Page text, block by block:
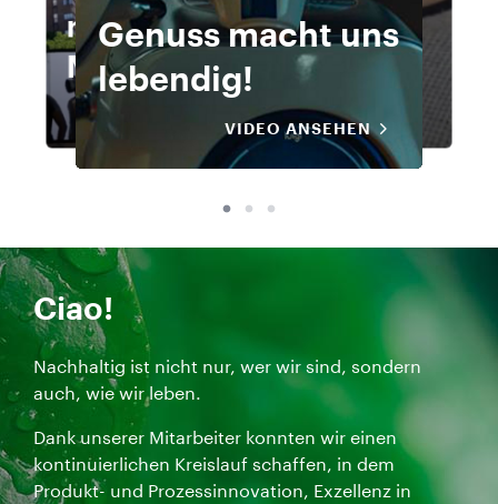
Der Frühstücks-
Check 2 mit Rod
VIDEO ANSEHEN Der
neue
Menschlichkeit
VIDEO ANSEHEN
Genuss macht uns
lebendig!
VIDEO ANSEHEN Die
Der Frühstücks-
Check 2 mit Rod
VIDEO ANSEHEN
neue
Menschlichkeit
VIDEO ANSEHEN Das
Genuss macht uns
lebendig!
VIDEO ANSEHEN Die
Der Frühstücks-
Check 2 mit Rod
VIDEO ANSEHEN Der
neue
Menschlichkeit
VIDEO ANSEHEN Das
Ciao!
Nachhaltig ist nicht nur, wer wir sind, sondern
auch, wie wir leben.
Dank unserer Mitarbeiter konnten wir einen
kontinuierlichen Kreislauf schaffen, in dem
Produkt- und Prozessinnovation, Exzellenz in